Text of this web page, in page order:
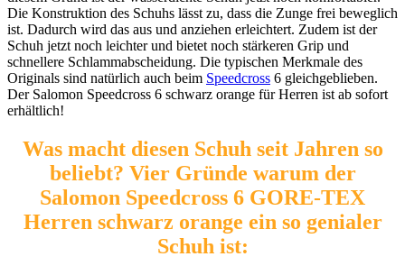
Die Konstruktion des Schuhs lässt zu, dass die Zunge frei beweglich
ist. Dadurch wird das aus und anziehen erleichtert. Zudem ist der
Schuh jetzt noch leichter und bietet noch stärkeren Grip und
schnellere Schlammabscheidung. Die typischen Merkmale des
Originals sind natürlich auch beim Speedcross 6 gleichgeblieben.
Der Salomon Speedcross 6 schwarz orange für Herren ist ab sofort
erhältlich!
Was macht diesen Schuh seit Jahren so
beliebt? Vier Gründe warum der
Salomon Speedcross 6 GORE-TEX
Herren schwarz orange ein so genialer
Schuh ist: